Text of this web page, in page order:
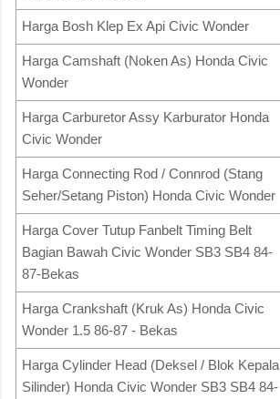
Harga Bosh Klep Ex Api Civic Wonder
Harga Camshaft (Noken As) Honda Civic
Wonder
Harga Carburetor Assy Karburator Honda
Civic Wonder
Harga Connecting Rod / Connrod (Stang
Seher/Setang Piston) Honda Civic Wonder
Harga Cover Tutup Fanbelt Timing Belt
Bagian Bawah Civic Wonder SB3 SB4 84-
87-Bekas
Harga Crankshaft (Kruk As) Honda Civic
Wonder 1.5 86-87 - Bekas
Harga Cylinder Head (Deksel / Blok Kepala
Silinder) Honda Civic Wonder SB3 SB4 84-